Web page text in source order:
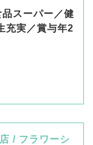
スーパー／健
充実／賞与年2
/ フラワーシ